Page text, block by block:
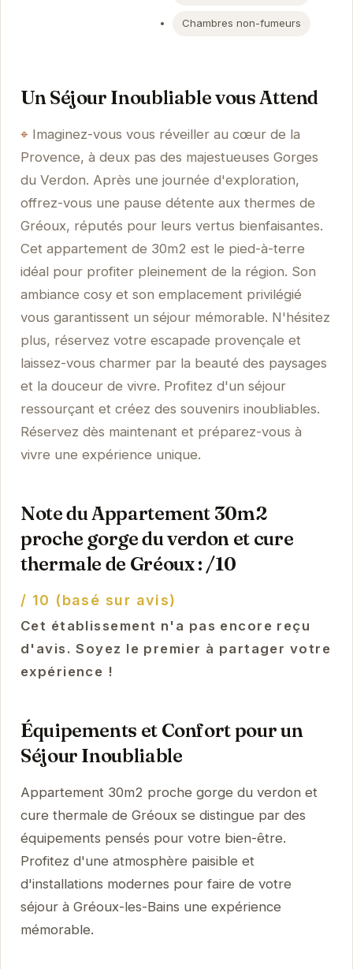
Chambres non-fumeurs
Un Séjour Inoubliable vous Attend
Imaginez-vous vous réveiller au cœur de la
Provence, à deux pas des majestueuses Gorges
du Verdon. Après une journée d'exploration,
offrez-vous une pause détente aux thermes de
Gréoux, réputés pour leurs vertus bienfaisantes.
Cet appartement de 30m2 est le pied-à-terre
idéal pour profiter pleinement de la région. Son
ambiance cosy et son emplacement privilégié
vous garantissent un séjour mémorable. N'hésitez
plus, réservez votre escapade provençale et
laissez-vous charmer par la beauté des paysages
et la douceur de vivre. Profitez d'un séjour
ressourçant et créez des souvenirs inoubliables.
Réservez dès maintenant et préparez-vous à
vivre une expérience unique.
Note du Appartement 30m2
proche gorge du verdon et cure
thermale de Gréoux : /10
/ 10 (basé sur avis)
Cet établissement n'a pas encore reçu
d'avis. Soyez le premier à partager votre
expérience !
Équipements et Confort pour un
Séjour Inoubliable
Appartement 30m2 proche gorge du verdon et
cure thermale de Gréoux se distingue par des
équipements pensés pour votre bien-être.
Profitez d'une atmosphère paisible et
d'installations modernes pour faire de votre
séjour à Gréoux-les-Bains une expérience
mémorable.